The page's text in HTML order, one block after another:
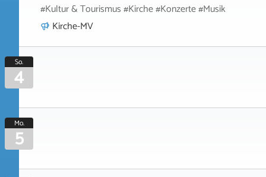
#Kultur & Tourismus #Kirche #Konzerte #Musik
Kirche-MV
So.
4
Mo.
5